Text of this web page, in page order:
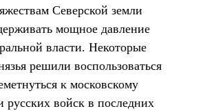
Северской земли
мощное давление
власти. Некоторые
решили воспользоваться
к московскому
русских войск в последних